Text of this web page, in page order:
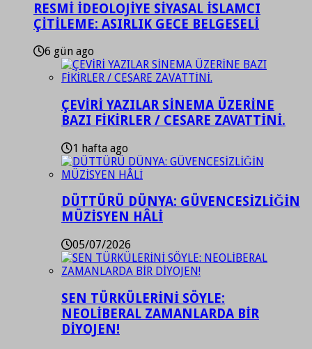
RESMİ İDEOLOJİYE SİYASAL İSLAMCI
ÇİTİLEME: ASIRLIK GECE BELGESELİ
6 gün ago
ÇEVİRİ YAZILAR SİNEMA ÜZERİNE
BAZI FİKİRLER / CESARE ZAVATTİNİ.
1 hafta ago
DÜTTÜRÜ DÜNYA: GÜVENCESİZLİĞİN
MÜZİSYEN HÂLİ
05/07/2026
SEN TÜRKÜLERİNİ SÖYLE:
NEOLİBERAL ZAMANLARDA BİR
DİYOJEN!